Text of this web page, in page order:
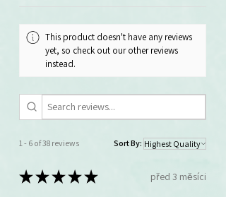
This product doesn't have any reviews
yet, so check out our other reviews
instead.
1 - 6 of 38 reviews Sort By:
★★★★★ před 3 měsíci